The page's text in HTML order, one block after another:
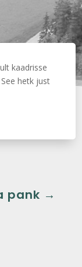
kaadrisse
hetk just
pank →